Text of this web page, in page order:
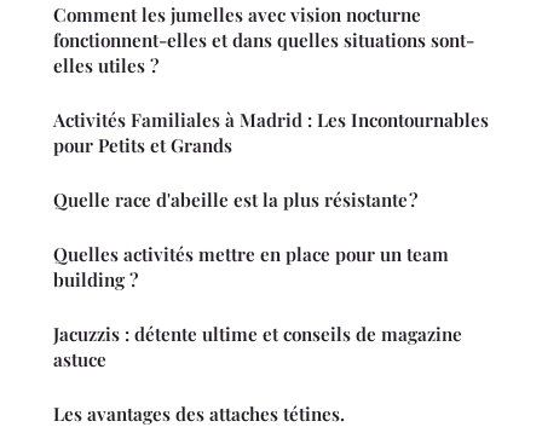
Comment les jumelles avec vision nocturne
fonctionnent-elles et dans quelles situations sont-
elles utiles ?
Activités Familiales à Madrid : Les Incontournables
pour Petits et Grands
Quelle race d'abeille est la plus résistante ?
Quelles activités mettre en place pour un team
building ?
Jacuzzis : détente ultime et conseils de magazine
astuce
Les avantages des attaches tétines.